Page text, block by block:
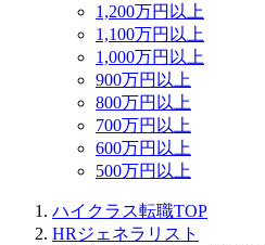
1,200万円以上
1,100万円以上
1,000万円以上
900万円以上
800万円以上
700万円以上
600万円以上
500万円以上
ハイクラス転職TOP
HRジェネラリスト